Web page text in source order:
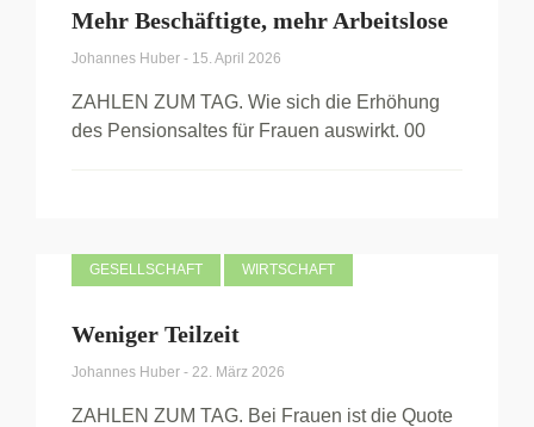
Mehr Beschäftigte, mehr Arbeitslose
Johannes Huber - 15. April 2026
ZAHLEN ZUM TAG. Wie sich die Erhöhung
des Pensionsaltes für Frauen auswirkt. 00
GESELLSCHAFT WIRTSCHAFT
Weniger Teilzeit
Johannes Huber - 22. März 2026
ZAHLEN ZUM TAG. Bei Frauen ist die Quote